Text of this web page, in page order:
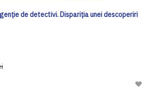
de detectivi. Dispariția unei descoperiri